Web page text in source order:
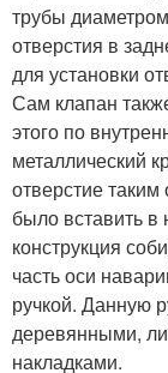
трубы
отверстия в
для установки
Сам клапан
этого по
металлический
отверстие
было вставить в
конструкция
часть оси
ручкой. Данную
деревянными,
накладками.